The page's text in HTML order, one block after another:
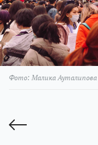
Фото: Малика Ауталипова